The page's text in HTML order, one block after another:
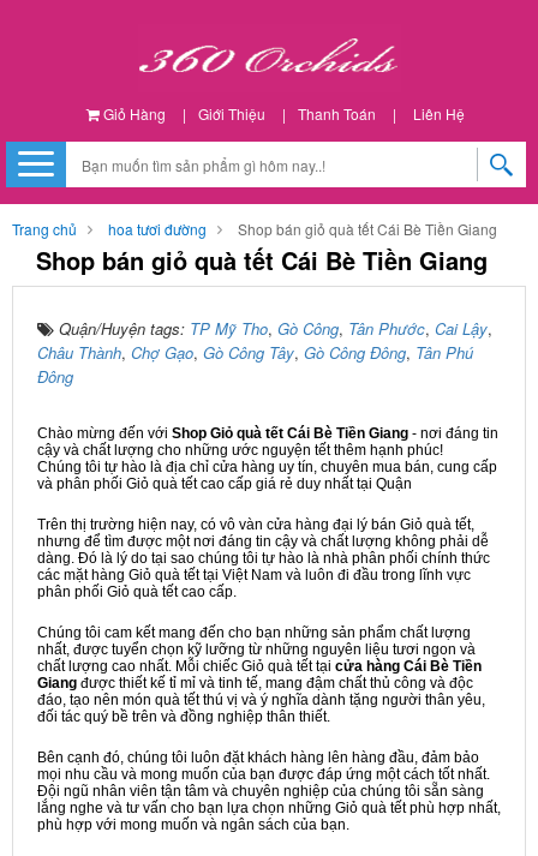
Giỏ Hàng | Giới Thiệu | Thanh Toán | Liên Hệ
Trang chủ hoa tươi đường Shop bán giỏ quà tết Cái Bè Tiền Giang
Shop bán giỏ quà tết Cái Bè Tiền Giang
Quận/Huyện tags: TP Mỹ Tho, Gò Công, Tân Phước, Cai Lậy,
Châu Thành, Chợ Gạo, Gò Công Tây, Gò Công Đông, Tân Phú
Đông
Chào mừng đến với Shop Giỏ quà tết Cái Bè Tiền Giang - nơi đáng tin
cậy và chất lượng cho những ước nguyện tết thêm hạnh phúc!
Chúng tôi tự hào là địa chỉ cửa hàng uy tín, chuyên mua bán, cung cấp
và phân phối Giỏ quà tết cao cấp giá rẻ duy nhất tại Quận
Trên thị trường hiện nay, có vô vàn cửa hàng đại lý bán Giỏ quà tết,
nhưng để tìm được một nơi đáng tin cậy và chất lượng không phải dễ
dàng. Đó là lý do tại sao chúng tôi tự hào là nhà phân phối chính thức
các mặt hàng Giỏ quà tết tại Việt Nam và luôn đi đầu trong lĩnh vực
phân phối Giỏ quà tết cao cấp.
Chúng tôi cam kết mang đến cho bạn những sản phẩm chất lượng
nhất, được tuyển chọn kỹ lưỡng từ những nguyên liệu tươi ngon và
chất lượng cao nhất. Mỗi chiếc Giỏ quà tết tại cửa hàng Cái Bè Tiền
Giang được thiết kế tỉ mỉ và tinh tế, mang đậm chất thủ công và độc
đáo, tạo nên món quà tết thú vị và ý nghĩa dành tặng người thân yêu,
đối tác quý bề trên và đồng nghiệp thân thiết.
Bên cạnh đó, chúng tôi luôn đặt khách hàng lên hàng đầu, đảm bảo
mọi nhu cầu và mong muốn của bạn được đáp ứng một cách tốt nhất.
Đội ngũ nhân viên tận tâm và chuyên nghiệp của chúng tôi sẵn sàng
lắng nghe và tư vấn cho bạn lựa chọn những Giỏ quà tết phù hợp nhất,
phù hợp với mong muốn và ngân sách của bạn.